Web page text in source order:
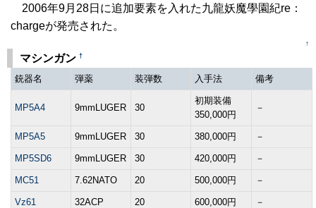
2006年9月28日に追加要素を入れた九龍妖魔學園紀re：
chargeが発売された。
↑
マシンガン †
銃器名 弾薬 装弾数 入手法 備考
MP5A4 9mmLUGER 30
初期装備
350,000円
－
MP5A5 9mmLUGER 30 380,000円 －
MP5SD6 9mmLUGER 30 420,000円 －
MC51 7.62NATO 20 500,000円 －
Vz61 32ACP 20 600,000円 －